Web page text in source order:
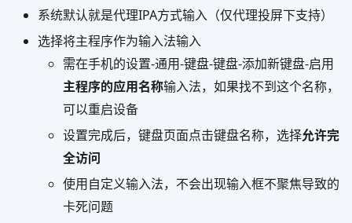
系统默认就是代理IPA方式输入（仅代理投屏下支持）
选择将主程序作为输入法输入
需在手机的设置-通用-键盘-键盘-添加新键盘-启用
主程序的应用名称输入法，如果找不到这个名称，
可以重启设备
设置完成后，键盘页面点击键盘名称，选择允许完
全访问
使用自定义输入法，不会出现输入框不聚焦导致的
卡死问题